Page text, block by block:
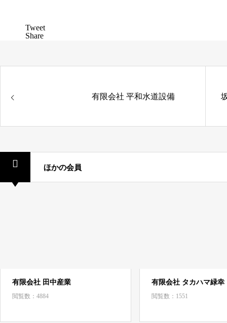
Tweet
Share
有限会社 平和水道設備
ほかの会員
有限会社 田中産業
閲覧数：4884
有限会社 タカハマ緑幸
閲覧数：1551